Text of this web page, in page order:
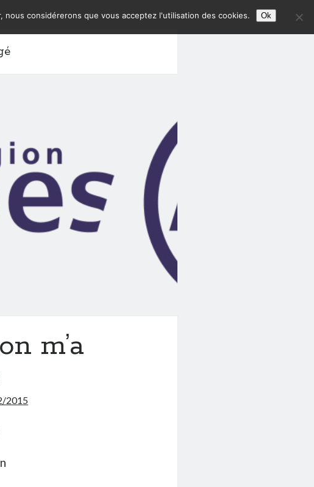
m’a
2015
considérerons que vous acceptez l'utilisation des cookies. Ok